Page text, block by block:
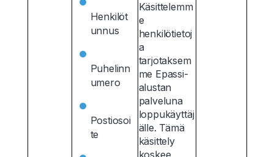
Henkilöt
unnus
Puhelinn
umero
Postiosoi
te
Käsittelemm
e
henkilötietoj
a
tarjotaksem
me Epassi-
alustan
palveluna
loppukäyttäj
älle. Tämä
käsittely